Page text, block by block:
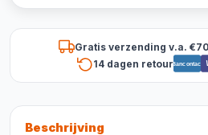
Gratis verzending v.a.
14 dagen retourBancontact
Beschrijving